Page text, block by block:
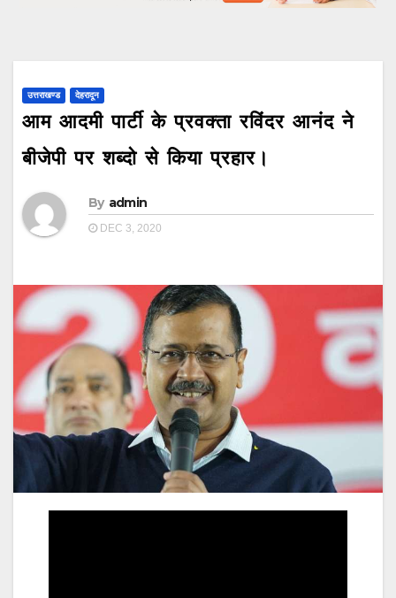
उत्तराखण्ड देहरादून
आम आदमी पार्टी के प्रवक्ता रविंदर आनंद ने
बीजेपी पर शब्दो से किया प्रहार।
By admin
DEC 3, 2020